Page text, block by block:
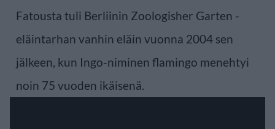
Fatousta tuli Berliinin Zoologisher Garten -
eläintarhan vanhin eläin vuonna 2004 sen
jälkeen, kun Ingo-niminen flamingo menehtyi
noin 75 vuoden ikäisenä.